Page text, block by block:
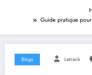
Guide pratique
Blogs Letrank